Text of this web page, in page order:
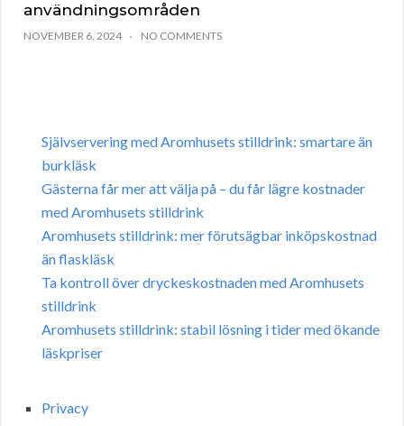
användningsområden
NOVEMBER 6, 2024 NO COMMENTS
Självservering med Aromhusets stilldrink: smartare än
burkläsk
Gästerna får mer att välja på – du får lägre kostnader
med Aromhusets stilldrink
Aromhusets stilldrink: mer förutsägbar inköpskostnad
än flaskläsk
Ta kontroll över dryckeskostnaden med Aromhusets
stilldrink
Aromhusets stilldrink: stabil lösning i tider med ökande
läskpriser
Privacy